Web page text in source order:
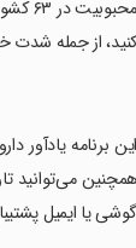
کنید، از جمله شدت
‏این برنامه
همچنین می‌توانید
گوشی یا ایمیل